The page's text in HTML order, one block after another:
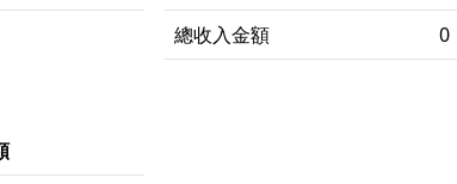
總收入金額
0